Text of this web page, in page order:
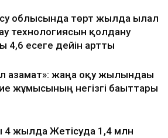
облысында төрт жылда ылғал
технологиясын қолдану
4,6 есеге дейін артты
азамат»: жаңа оқу жылындағы
жұмысының негізгі бағыттары
4 жылда Жетісуда 1,4 млн